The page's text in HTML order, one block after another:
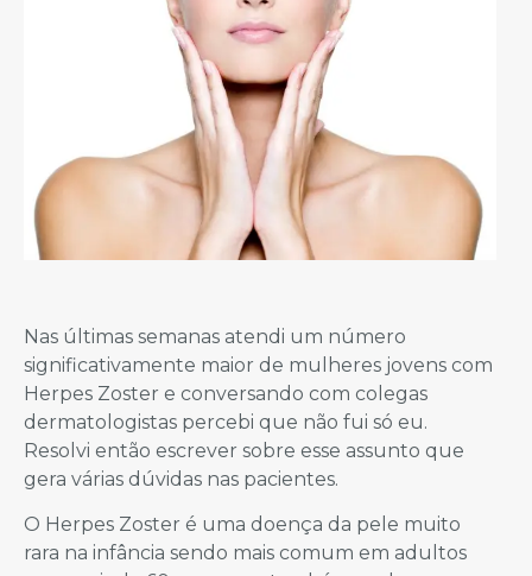
Nas últimas semanas atendi um número
significativamente maior de mulheres jovens com
Herpes Zoster e conversando com colegas
dermatologistas percebi que não fui só eu.
Resolvi então escrever sobre esse assunto que
gera várias dúvidas nas pacientes.
O Herpes Zoster é uma doença da pele muito
rara na infância sendo mais comum em adultos